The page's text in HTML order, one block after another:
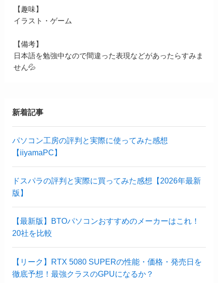
【趣味】
イラスト・ゲーム
【備考】
日本語を勉強中なので間違った表現などがあったらすみま
せん💦
新着記事
パソコン工房の評判と実際に使ってみた感想
【iiyamaPC】
ドスパラの評判と実際に買ってみた感想【2026年最新
版】
【最新版】BTOパソコンおすすめのメーカーはこれ！
20社を比較
【リーク】RTX 5080 SUPERの性能・価格・発売日を
徹底予想！最強クラスのGPUになるか？